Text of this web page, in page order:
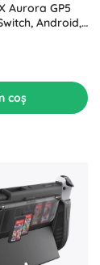
Aurora GP5
Android,
coș